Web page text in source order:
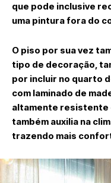
que pode inclusive
uma pintura fora do
O piso por sua vez
tipo de decoração,
por incluir no quarto
com laminado de
altamente resistente
também auxilia na
trazendo mais